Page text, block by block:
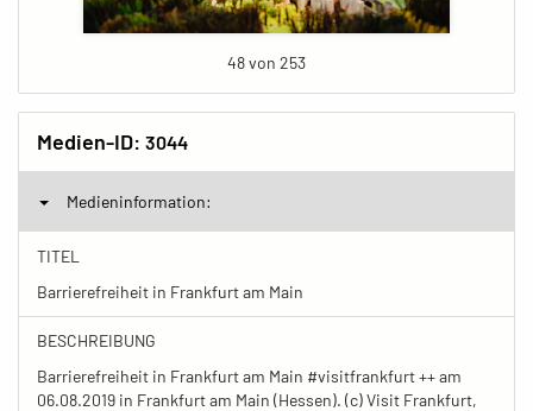
48 von 253
Medien-ID: 3044
Medieninformation:
TITEL
Barrierefreiheit in Frankfurt am Main
BESCHREIBUNG
Barrierefreiheit in Frankfurt am Main #visitfrankfurt ++ am
06.08.2019 in Frankfurt am Main (Hessen). (c) Visit Frankfurt,